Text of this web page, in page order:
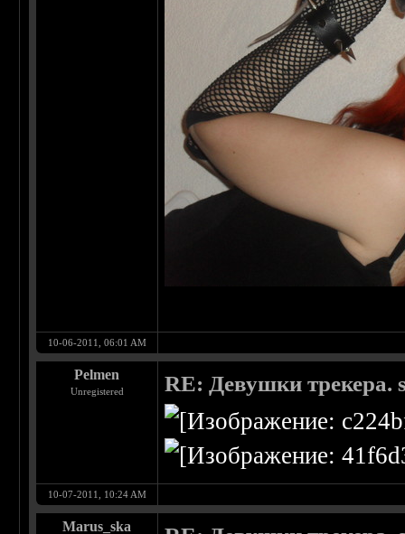
10-06-2011, 06:01 AM
Pelmen
Unregistered RE: Девушки трекера.
10-07-2011, 10:24 AM
Marus_ska